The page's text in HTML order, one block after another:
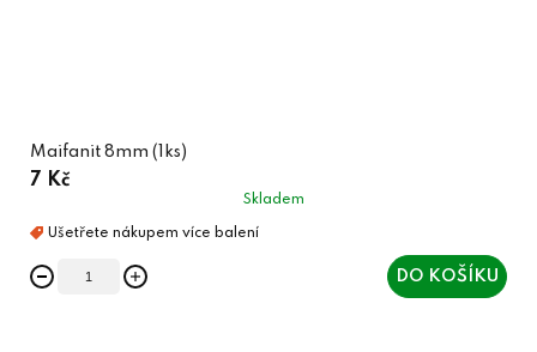
Maifanit 8mm (1ks)
7 Kč
Skladem
DO KOŠÍKU